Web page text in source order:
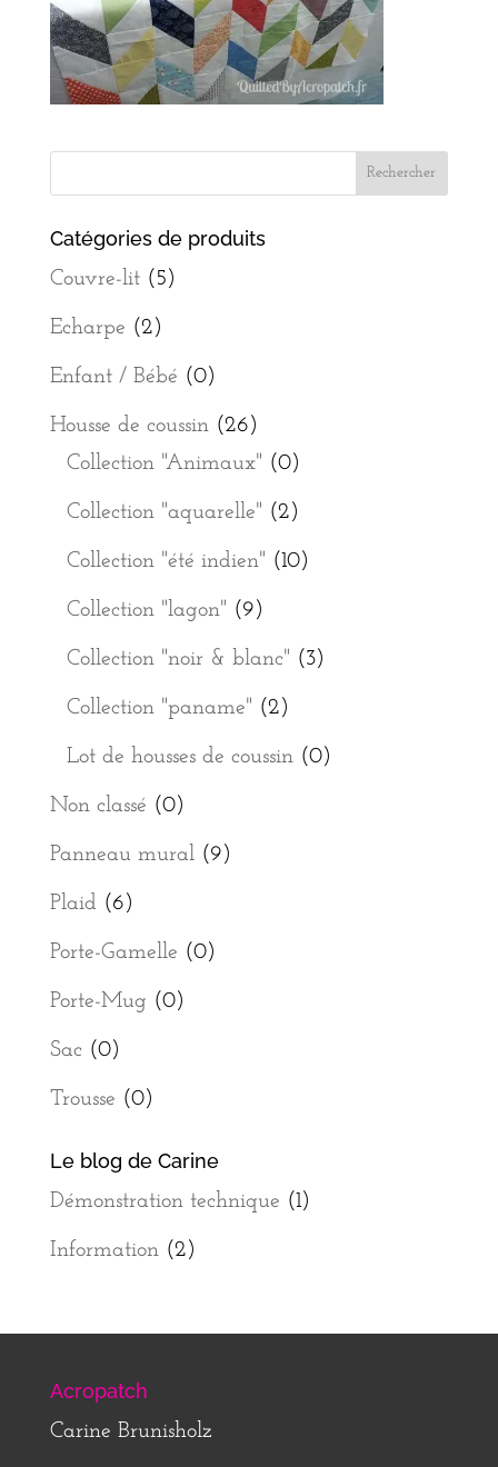
Catégories de produits
Couvre-lit (5)
Echarpe (2)
Enfant / Bébé (0)
Housse de coussin (26)
Collection "Animaux" (0)
Collection "aquarelle" (2)
Collection "été indien" (10)
Collection "lagon" (9)
Collection "noir & blanc" (3)
Collection "paname" (2)
Lot de housses de coussin (0)
Non classé (0)
Panneau mural (9)
Plaid (6)
Porte-Gamelle (0)
Porte-Mug (0)
Sac (0)
Trousse (0)
Le blog de Carine
Démonstration technique (1)
Information(2)
Acropatch
Carine Brunisholz